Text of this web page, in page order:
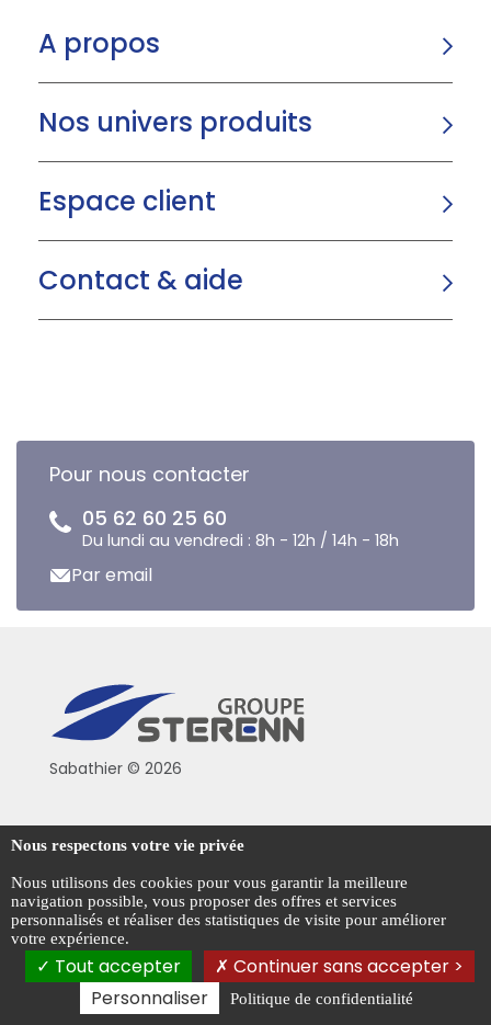
A propos
Nos univers produits
Espace client
Contact & aide
Pour nous contacter
05 62 60 25 60
Du lundi au vendredi : 8h - 12h / 14h - 18h
Par email
Sabathier © 2026
Politique de confidentialité
Conditions générales de vente
Mentions légales
Gestion des cookies
Nous respectons votre vie privée
Nous utilisons des cookies pour vous garantir la meilleure
navigation possible, vous proposer des offres et services
personnalisés et réaliser des statistiques de visite pour améliorer
votre expérience.
Tout accepter
Continuer sans accepter >
Personnaliser
Politique de confidentialité